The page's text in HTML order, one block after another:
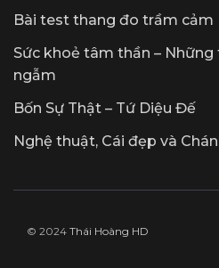
Bài test thang đo trầm cảm
Sức khoẻ tâm thần –
ngẫm
Bốn Sự Thật – Tứ Diệu Đế
Nghệ thuật, Cái đẹp và
© 2024 Thái Hoàng HD